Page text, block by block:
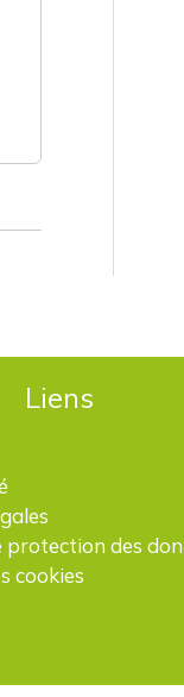
Liens
protection des
cookies